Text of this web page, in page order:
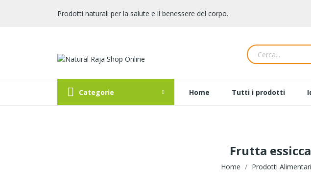
Prodotti naturali per la salute e il benessere del corpo.
Categorie Home Tutti i prodotti
Frutta
Home Prodotti Alimentari